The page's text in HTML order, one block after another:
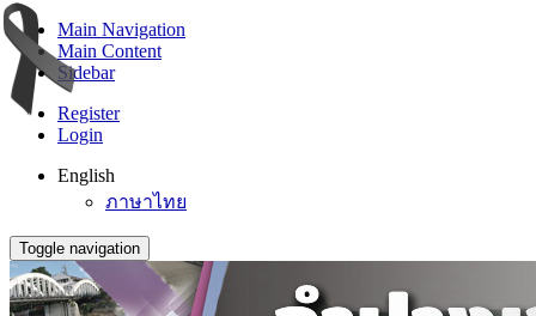
Main Navigation
Main Content
Sidebar
Register
Login
English
ภาษาไทย
Toggle navigation